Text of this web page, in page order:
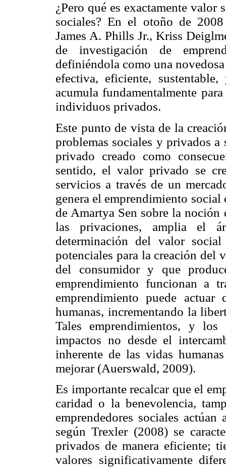
¿Pero qué es exactamente valor
sociales? En el otoño de
James A. Phills Jr., Kriss
de investigación de
definiéndola como una
efectiva, eficiente,
acumula fundamentalmente
individuos privados.
Este punto de vista de la
problemas sociales y privados
privado creado como
sentido, el valor privado se
servicios a través de un
genera el emprendimiento
de Amartya Sen sobre la noción
las privaciones, amplia el
determinación del valor
potenciales para la creación del
del consumidor y que
emprendimiento funcionan a
emprendimiento puede actuar
humanas, incrementando la
Tales emprendimientos, y los
impactos no desde el
inherente de las vidas
mejorar (Auerswald, 2009).
Es importante recalcar que el
caridad o la benevolencia,
emprendedores sociales actúan
según Trexler (2008) se
privados de manera eficiente;
valores significativamente